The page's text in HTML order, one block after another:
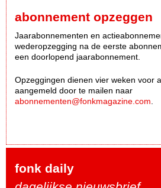
abonnement opzeggen
Jaarabonnementen en
wederopzegging na de eerste
een doorlopend jaarabonnement.
Opzeggingen dienen vier weken voor
aangemeld door te mailen naar
abonnementen@fonkmagazine.com.
fonk daily